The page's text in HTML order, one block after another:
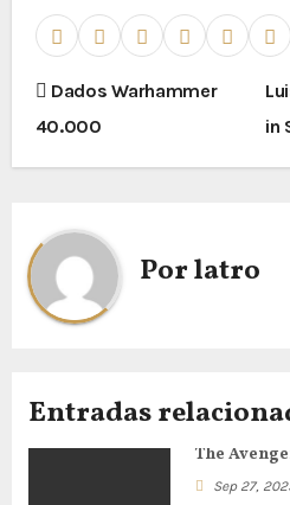
N
a
e
g
a
i
Dados Warhammer
40.000
in
Porlatro
Entradas
The
Sep 27,